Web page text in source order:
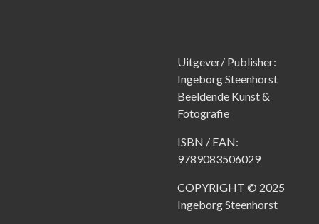
Uitgever/ Publisher:
Ingeborg Steenhorst
Beeldende Kunst &
Fotografie
ISBN / EAN:
9789083506029
COPYRIGHT © 2025
Ingeborg Steenhorst